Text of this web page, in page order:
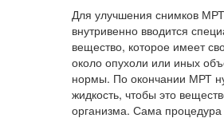
Для улучшения снимков
внутривенно вводится
вещество, которое имеет
около опухоли или иных
нормы. По окончании МРТ
жидкость, чтобы это
организма. Сама